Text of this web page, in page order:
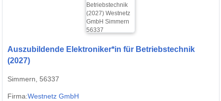
Auszubildende Elektroniker*in für Betriebstechnik
(2027)
Simmern, 56337
Firma:Westnetz GmbH